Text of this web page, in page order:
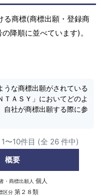
る商標(商標出願・登録商
降順に並べています)。
うな商標出願がされている
ＡＳＹ」においてどのよ
自社が商標出願する際に参
1〜10件目 (全 26 件中)
概要
・商標出願人 個人
区分第２８類